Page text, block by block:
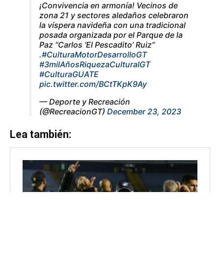
¡Convivencia en armonía! Vecinos de
zona 21 y sectores aledaños celebraron
la víspera navideña con una tradicional
posada organizada por el Parque de la
Paz “Carlos ‘El Pescadito’ Ruiz”
.#CulturaMotorDesarrolloGT
#3milAñosRiquezaCulturalGT
#CulturaGUATE
pic.twitter.com/BCtTKpK9Ay
— Deporte y Recreación
(@RecreacionGT) December 23, 2023
Lea también: